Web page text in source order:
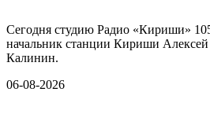
Сегодня студию Радио «Кириши»
начальник станции Кириши
Калинин.
06-08-2026